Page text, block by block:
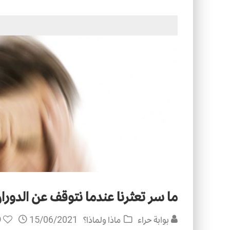
ما سر تعثرنا عندما نتوقف عن
بوابة حراء ماذا ولماذا؟ 15/06/2021